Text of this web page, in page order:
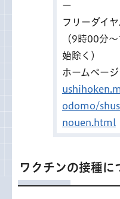
ー
フリーダイ
（9時00分
始除く）
ホームペー
odomo/
nouen.html
ワクチンの接種に